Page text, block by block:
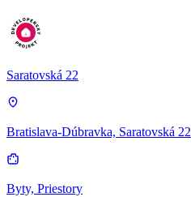
Saratovská 22
Bratislava-Dúbravka, Saratovská 22
Byty, Priestory